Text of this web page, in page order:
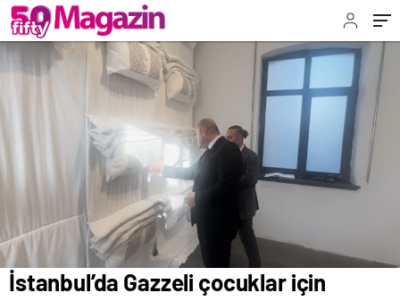
İstanbul’da Gazzeli çocuklar için